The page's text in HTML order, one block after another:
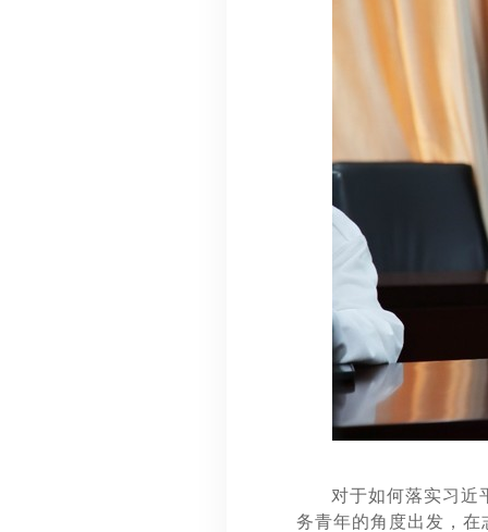
对于如何落实习近
务青年的角度出发，